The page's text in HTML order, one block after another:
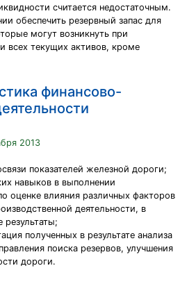
считается недостаточным.
обеспечить резервный запас для
могут возникнуть при
всех текущих активов, кроме
финансово-
2013
показателей железной дороги;
навыков в выполнении
оценке влияния различных факторов
деятельности, в
результаты;
полученных в результате анализа
поиска резервов, улучшения
дороги.